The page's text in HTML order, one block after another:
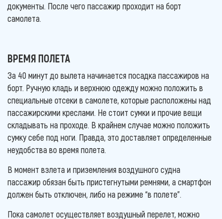
документы. После чего пассажир проходит на борт
самолета.
ВРЕМЯ ПОЛЕТА
За 40 минут до вылета начинается посадка пассажиров на
борт. Ручную кладь и верхнюю одежду можно положить в
специальные отсеки в самолете, которые расположены над
пассажирскими креслами. Не стоит сумки и прочие вещи
складывать на проходе. В крайнем случае можно положить
сумку себе под ноги. Правда, это доставляет определенные
неудобства во время полета.
В момент взлета и приземления воздушного судна
пассажир обязан быть пристегнутыми ремнями, а смартфон
должен быть отключен, либо на режиме “в полете”.
Пока самолет осуществляет воздушный перелет, можно